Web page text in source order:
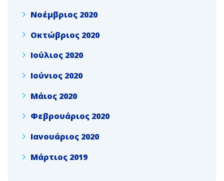
Νοέμβριος 2020
Οκτώβριος 2020
Ιούλιος 2020
Ιούνιος 2020
Μάιος 2020
Φεβρουάριος 2020
Ιανουάριος 2020
Μάρτιος 2019